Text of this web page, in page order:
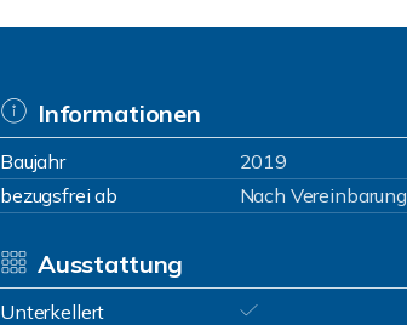
Informationen
Baujahr 2019
bezugsfrei ab
Nach Vereinbarung
Ausstattung
Unterkellert